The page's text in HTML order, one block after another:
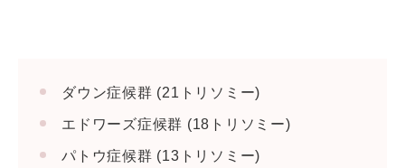
ダウン症候群 (21トリソミー)
エドワーズ症候群 (18トリソミー)
パトウ症候群 (13トリソミー)